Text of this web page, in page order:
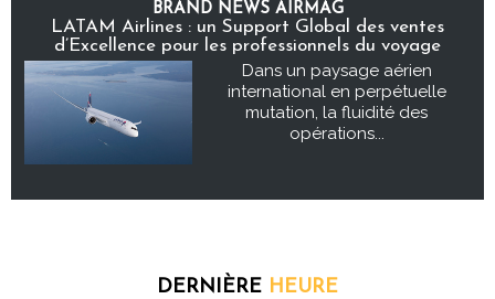
BRAND NEWS AIRMAG
LATAM Airlines : un Support Global des ventes
d’Excellence pour les professionnels du voyage
Dans un paysage aérien
international en perpétuelle
mutation, la fluidité des
opérations...
DERNIÈRE HEURE